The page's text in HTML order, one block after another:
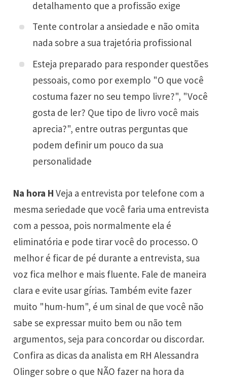
detalhamento que a profissão exige
Tente controlar a ansiedade e não omita
nada sobre a sua trajetória profissional
Esteja preparado para responder questões
pessoais, como por exemplo "O que você
costuma fazer no seu tempo livre?", "Você
gosta de ler? Que tipo de livro você mais
aprecia?", entre outras perguntas que
podem definir um pouco da sua
personalidade
Na hora HVeja a entrevista por telefone com a
mesma seriedade que você faria uma entrevista
com a pessoa, pois normalmente ela é
eliminatória e pode tirar você do processo. O
melhor é ficar de pé durante a entrevista, sua
voz fica melhor e mais fluente. Fale de maneira
clara e evite usar gírias. Também evite fazer
muito "hum-hum", é um sinal de que você não
sabe se expressar muito bem ou não tem
argumentos, seja para concordar ou discordar.
Confira as dicas da analista em RH Alessandra
Olinger sobre o que NÃO fazer na hora da